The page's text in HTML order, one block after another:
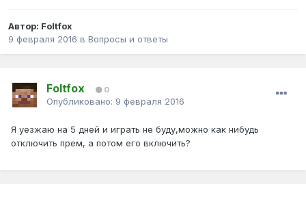
Автор: Foltfox
9 февраля 2016 в Вопросы и ответы
Foltfox 0
Опубликовано: 9 февраля 2016
Я уезжаю на 5 дней и играть не буду,можно как нибудь
отключить прем, а потом его включить?